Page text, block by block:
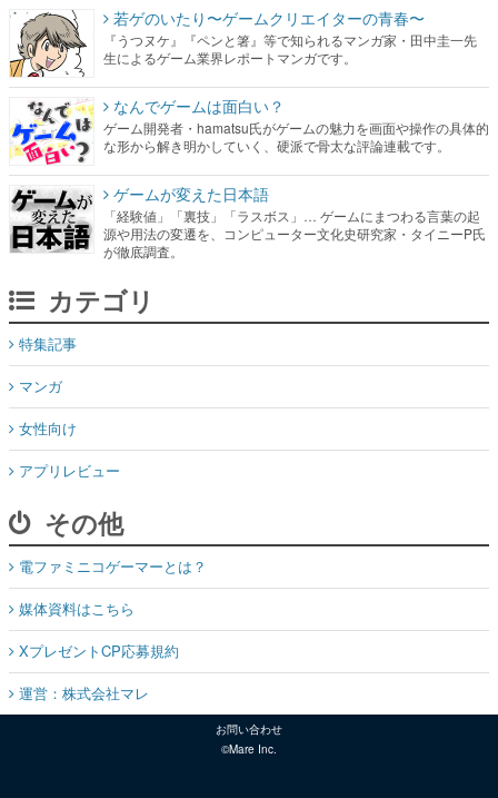
若ゲのいたり〜ゲームクリエイターの青春〜
『うつヌケ』『ペンと箸』等で知られるマンガ家・田中圭一先
生によるゲーム業界レポートマンガです。
なんでゲームは面白い？
ゲーム開発者・hamatsu氏がゲームの魅力を画面や操作の具体的
な形から解き明かしていく、硬派で骨太な評論連載です。
ゲームが変えた日本語
「経験値」「裏技」「ラスボス」… ゲームにまつわる言葉の起
源や用法の変遷を、コンピューター文化史研究家・タイニーP氏
が徹底調査。
カテゴリ
特集記事
マンガ
女性向け
アプリレビュー
その他
電ファミニコゲーマーとは？
媒体資料はこちら
XプレゼントCP応募規約
運営：株式会社マレ
お問い合わせ
©Mare Inc.